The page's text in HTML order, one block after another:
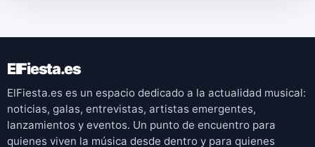
ElFiesta.es
ElFiesta.es es un espacio dedicado a la actualidad musical:
noticias, galas, entrevistas, artistas emergentes,
lanzamientos y eventos. Un punto de encuentro para
quienes viven la música desde dentro y para quienes